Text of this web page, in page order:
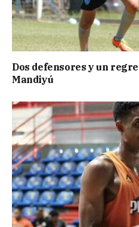
Dos defensores y un
Mandiyú